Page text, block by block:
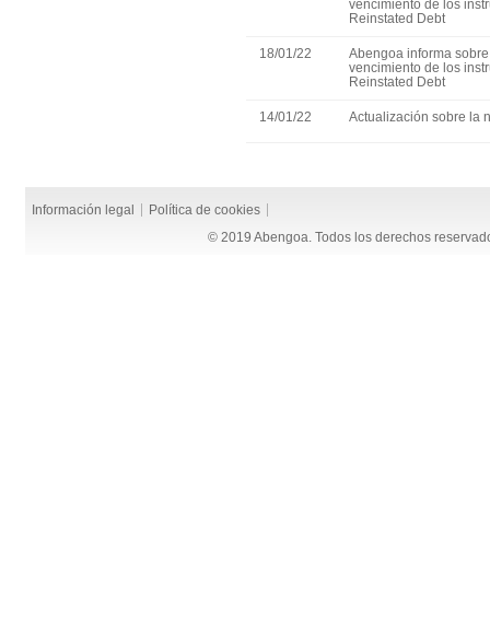
vencimiento de los
Reinstated Debt
18/01/22
Abengoa informa
vencimiento de los
Reinstated Debt
14/01/22 Actualización sobre la
Información legal Política de cookies
© 2019 Abengoa. Todos los derechos